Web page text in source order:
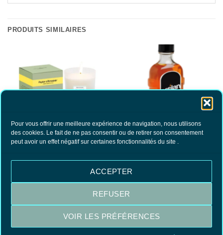
Pour vous offrir une meilleure expérience de navigation, nous utilisons
des cookies. Le fait de ne pas consentir ou de retirer son consentement
peut avoir un effet négatif sur certaines fonctionnalités du site .
ACCEPTER
REFUSER
VOIR LES PRÉFÉRENCES
PRODUITS SIMILAIRES
Bougie d’Arménie Tradition
Estalin- Régénérateur Raviveur Bois
Visa MasterCardPayPal